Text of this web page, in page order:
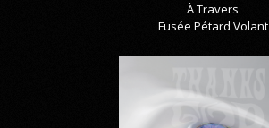
À Travers
Fusée Pétard Volant